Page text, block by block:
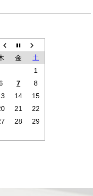
金
土
1
7
8
14
15
21
22
28
29